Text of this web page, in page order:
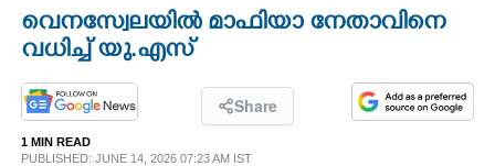
OPINION
PHOTOS
വെനസ്വേലയിൽ മാഫിയാ നേതാവിനെ
വധിച്ച് യു.എസ്
Share
1 MIN READ
PUBLISHED: JUNE 14, 2026 07:23 AM IST